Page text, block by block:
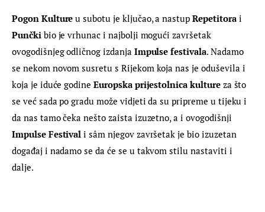
Pogon Kulture u subotu je ključao, a nastup Repetitora i
Punčki bio je vrhunac i najbolji mogući završetak
ovogodišnjeg odličnog izdanja Impulse festivala. Nadamo
se nekom novom susretu s Rijekom koja nas je oduševila i
koja je iduće godine Europska prijestolnica kulture za što
se već sada po gradu može vidjeti da su pripreme u tijeku i
da nas tamo čeka nešto zaista izuzetno, a i ovogodišnji
Impulse Festival i sâm njegov završetak je bio izuzetan
događaj i nadamo se da će se u takvom stilu nastaviti i
dalje.